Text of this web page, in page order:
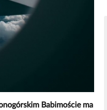
Babimoście ma